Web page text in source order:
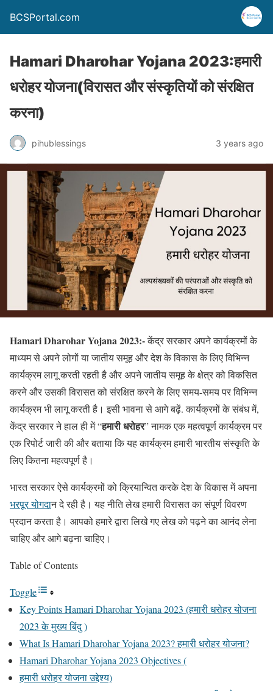
BCSPortal.com
Hamari Dharohar Yojana 2023:हमारी
धरोहर योजना(विरासत और संस्कृतियों को संरक्षित
करना)
pihublessings 3 years ago
Hamari Dharohar Yojana 2023:-केंद्र सरकार अपने कार्यक्रमों के
माध्यम से अपने लोगों या जातीय समूह और देश के विकास के लिए विभिन्न
कार्यक्रम लागू करती रहती है और अपने जातीय समूह के क्षेत्र को विकसित
करने और उसकी विरासत को संरक्षित करने के लिए समय-समय पर विभिन्न
कार्यक्रम भी लागू करती है। इसी भावना से आगे बढ़ें. कार्यक्रमों के संबंध में,
केंद्र सरकार ने हाल ही में “हमारी धरोहर” नामक एक महत्वपूर्ण कार्यक्रम पर
एक रिपोर्ट जारी की और बताया कि यह कार्यक्रम हमारी भारतीय संस्कृति के
लिए कितना महत्वपूर्ण है।
भारत सरकार ऐसे कार्यक्रमों को क्रियान्वित करके देश के विकास में अपना
भरपूर योगदान दे रही है। यह नीति लेख हमारी विरासत का संपूर्ण विवरण
प्रदान करता है। आपको हमारे द्वारा लिखे गए लेख को पढ़ने का आनंद लेना
चाहिए और आगे बढ़ना चाहिए।
Table of Contents
Toggle
Key Points Hamari Dharohar Yojana 2023 (हमारी धरोहर योजना
2023 के मुख्य बिंदु )
What Is Hamari Dharohar Yojana 2023? हमारी धरोहर योजना?
Hamari Dharohar Yojana 2023 Objectives (
हमारी धरोहर योजना उद्देश्य)